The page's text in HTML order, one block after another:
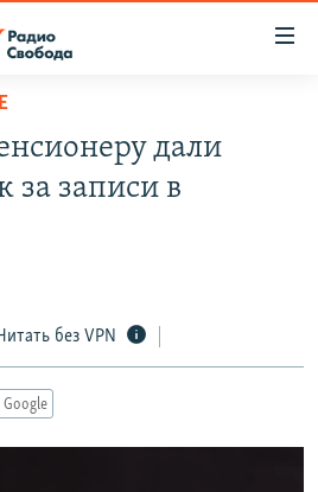
дали
за записи в
без VPN
Google